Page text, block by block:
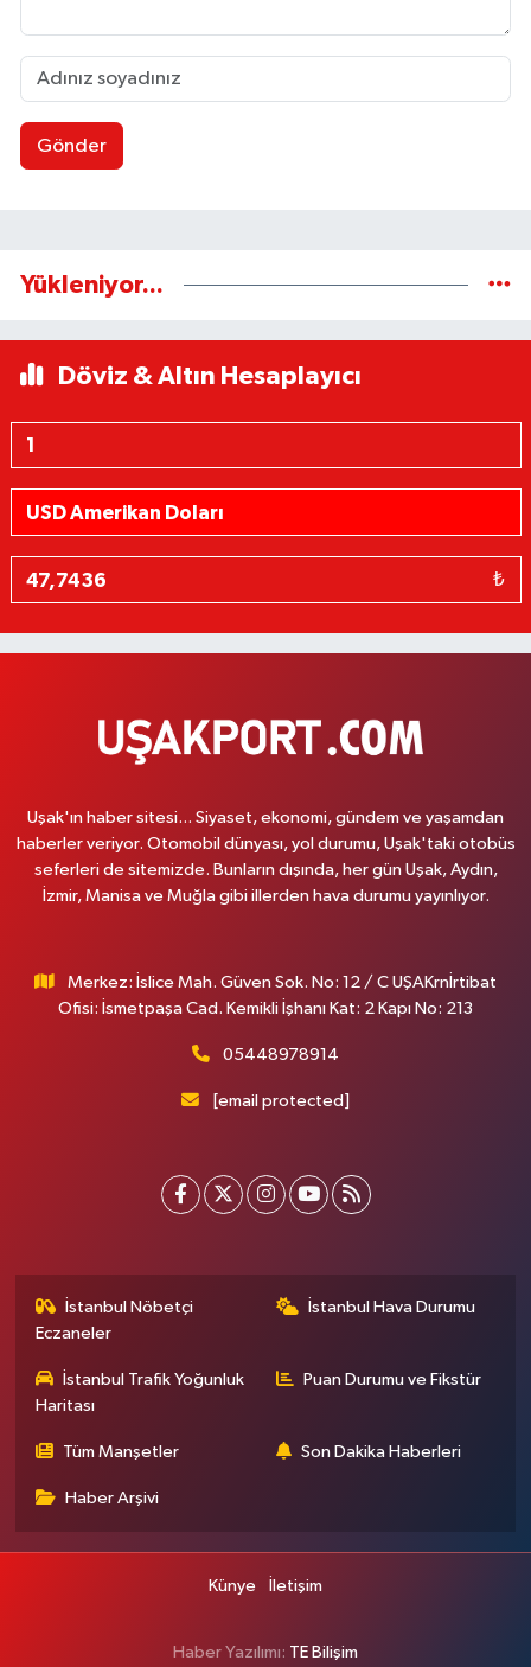
Gönder
Yükleniyor...
Döviz & Altın Hesaplayıcı
₺
Uşak'ın haber sitesi... Siyaset, ekonomi, gündem ve yaşamdan
haberler veriyor. Otomobil dünyası, yol durumu, Uşak'taki otobüs
seferleri de sitemizde. Bunların dışında, her gün Uşak, Aydın,
İzmir, Manisa ve Muğla gibi illerden hava durumu yayınlıyor.
Merkez: İslice Mah. Güven Sok. No: 12 / C UŞAKrnİrtibat
Ofisi: İsmetpaşa Cad. Kemikli İşhanı Kat: 2 Kapı No: 213
05448978914
[email protected]
İstanbul Nöbetçi
Eczaneler
İstanbul Hava Durumu
İstanbul Trafik Yoğunluk
Haritası
Puan Durumu ve Fikstür
Tüm Manşetler Son Dakika Haberleri
Haber Arşivi
Künye İletişim
Haber Yazılımı: TE Bilişim